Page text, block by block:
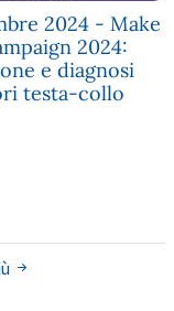
2024 - Make
2024:
e diagnosi
testa-collo